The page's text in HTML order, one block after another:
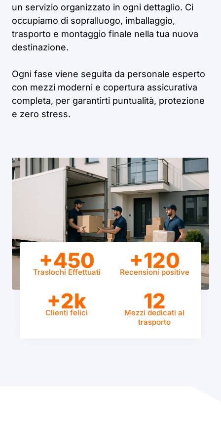
un servizio organizzato in ogni dettaglio. Ci
occupiamo di sopralluogo, imballaggio,
trasporto e montaggio finale nella tua nuova
destinazione.
Ogni fase viene seguita da personale esperto
con mezzi moderni e copertura assicurativa
completa, per garantirti puntualità, protezione
e zero stress.
+450
Traslochi Effettuati +120
Recensioni positive
+2k
Clienti felici 12
Mezzi dedicati al
trasporto